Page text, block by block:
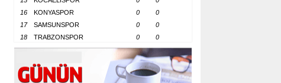
16
KONYASPOR 0
0
17
SAMSUNSPOR 0
0
18
TRABZONSPOR 0 0